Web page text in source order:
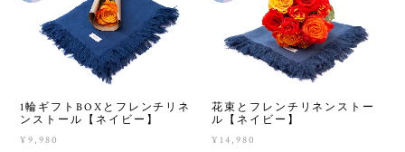
1輪ギフトBOXとフレンチリネ
ンストール【ネイビー】
¥9,980
花束とフレンチリネンストー
ル【ネイビー】
¥14,980